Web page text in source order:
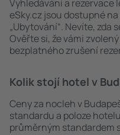
Vyhledávání a
eSky.cz jsou dostupné
„Ubytování“. Nevíte, zda
Ověřte si, že vámi
bezplatného zrušení
Kolik stojí hotel v
Ceny za nocleh v
standardu a poloze
průměrným standardem